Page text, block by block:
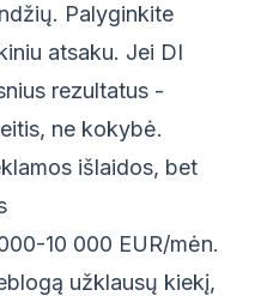
Palyginkite
atsaku. Jei DI
rezultatus -
ne kokybė.
išlaidos, bet
10 000 EUR/mėn.
užklausų kiekį,